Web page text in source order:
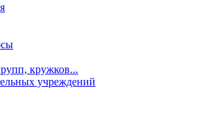
кружков...
учреждений